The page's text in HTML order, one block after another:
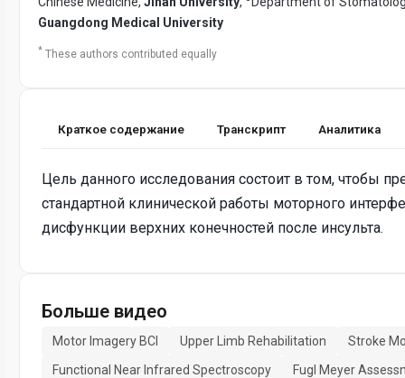
Guangdong Medical University
* These authors contributed equally
Краткое содержание Транскрипт Аналитика
Цель данного исследования состоит в том, чтобы
стандартной клинической работы моторного
дисфункции верхних конечностей после инсульта.
Больше видео
Motor Imagery BCI Upper Limb Rehabilitation
Stroke
Functional Near Infrared Spectroscopy
Fugl Meyer